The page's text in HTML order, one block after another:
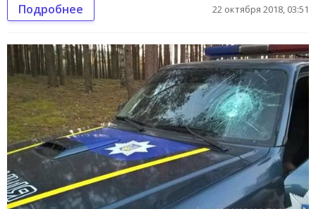
Подробнее 22 октября 2018, 03:51